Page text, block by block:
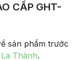
CẤP GHT-
sản phẩm trước
Thành.